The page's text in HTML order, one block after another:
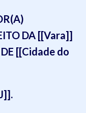
DA [[Vara]]
[[Cidade do